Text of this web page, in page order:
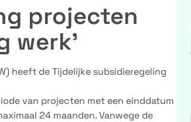
projecten
werk’
heeft de Tijdelijke subsidieregeling
van projecten met een einddatum
24 maanden. Vanwege de